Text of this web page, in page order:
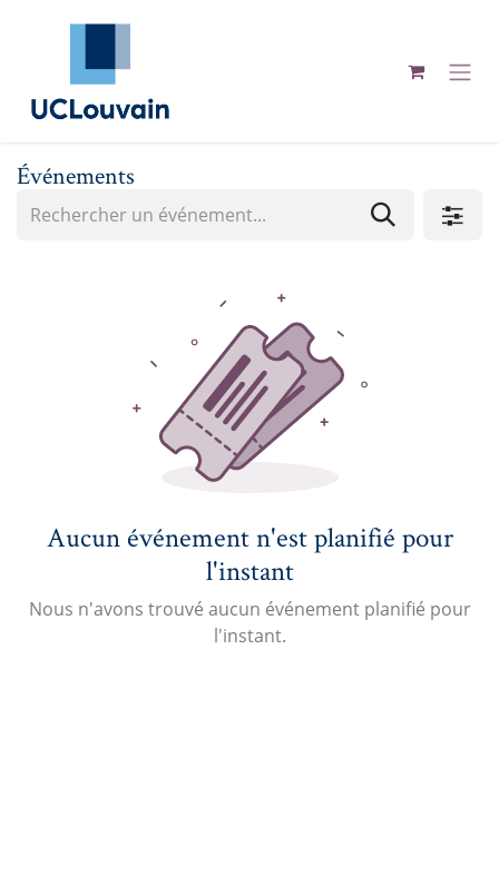
Se rendre au contenu
Événements
Aucun événement n'est planifié pour
l'instant
Nous n'avons trouvé aucun événement planifié pour
l'instant.